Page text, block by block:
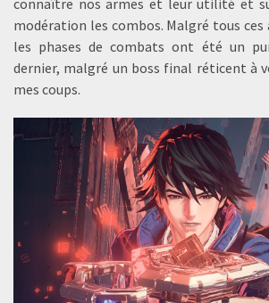
connaître nos armes et leur utilité et
modération les combos. Malgré tous ces
les phases de combats ont été un pur
dernier, malgré un boss final réticent à
mes coups.